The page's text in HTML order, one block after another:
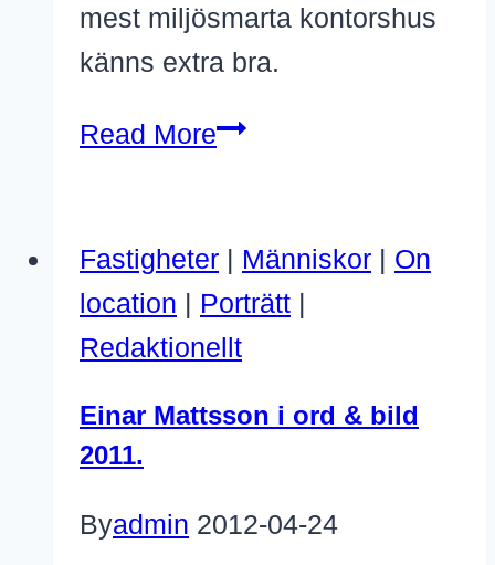
mest miljösmarta kontorshus
känns extra bra.
Read MoreMiljösmarta
Fastigheter | Människor | On
location | Porträtt |
Redaktionellt
Einar Mattsson i ord & bild
2011.
Byadmin 2012-04-24